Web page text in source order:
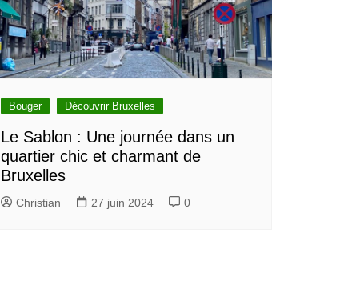
Bouger Découvrir Bruxelles
Le Sablon : Une journée dans un
quartier chic et charmant de
Bruxelles
Christian 27 juin 2024 0